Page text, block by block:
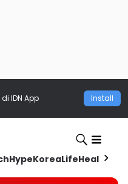
IDN App Install
HypeKoreaLifeHealth